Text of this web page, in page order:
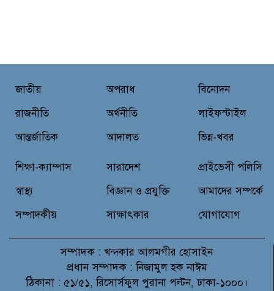
বন্যাদুর্গত মানুষের পাশে পার্কভিউ
ক্যাম্পে ২ হাজার রোগীকে সেবা,
চন্দনাইশ থানা পুলিশের অভিযানে ৩
জাতীয়
রাজনীতি
আন্তর্জাতিক
অপরাধ
অর্থনীতি
আদালত
বিনোদন
লাইফস্টাইল
ভিন্ন-খবর
শিক্ষা-ক্যাম্পাস
স্বাস্থ্য
সম্পাদকীয়
সারাদেশ
বিজ্ঞান ও প্রযুক্তি
সাক্ষাৎকার
প্রাইভেসী পলিসি
আমাদের সম্পর্কে
যোগাযোগ
সম্পাদক : খন্দকার আলমগীর হোসাইন
প্রধান সম্পাদক : নিজামুল হক নাঈম
ঠিকানা : ৫১/৫১, রিসোর্সফুল পুরানা পল্টন, ঢাকা-১০০০।